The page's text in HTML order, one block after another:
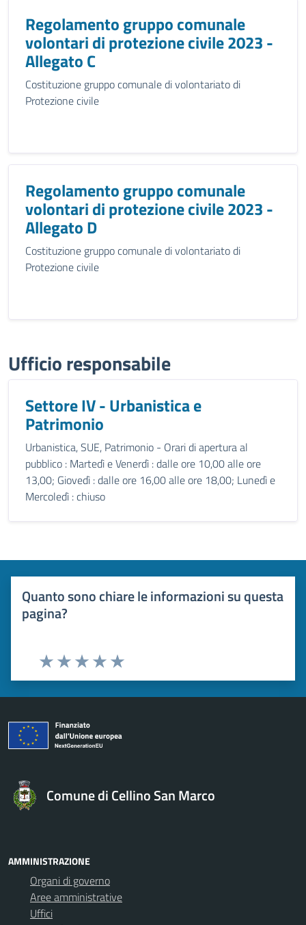
Regolamento gruppo comunale
volontari di protezione civile 2023 -
Allegato C
Costituzione gruppo comunale di volontariato di
Protezione civile
Regolamento gruppo comunale
volontari di protezione civile 2023 -
Allegato D
Costituzione gruppo comunale di volontariato di
Protezione civile
Ufficio responsabile
Settore IV - Urbanistica e
Patrimonio
Urbanistica, SUE, Patrimonio - Orari di apertura al
pubblico : Martedì e Venerdì : dalle ore 10,00 alle ore
13,00; Giovedì : dalle ore 16,00 alle ore 18,00; Lunedì e
Mercoledì : chiuso
Quanto sono chiare le informazioni su questa
pagina?
Valuta 5 stelle su 5
Valuta 4 stelle su 5
Valuta 3 stelle su 5
Valuta 2 stelle su 5
Valuta 1 stelle su 5
Comune di Cellino San Marco
AMMINISTRAZIONE
Organi di governo
Aree amministrative
Uffici